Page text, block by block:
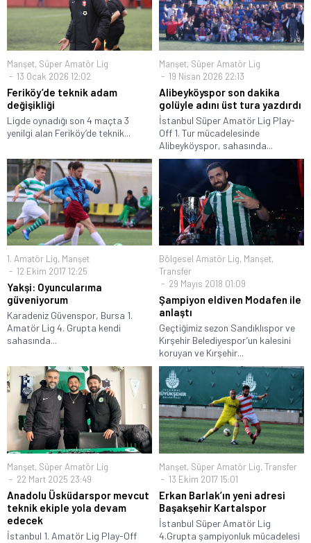
Manşet, Süper Amatör Lig
13 Ocak 2026 12:02
Feriköy’de teknik adam
değişikliği
Ligde oynadığı son 4 maçta 3
yenilgi alan Feriköy’de teknik...
Manşet, Süper Amatör Lig
19 Nisan 2026 22:13
Alibeyköyspor son dakika
golüyle adını üst tura yazdırdı
İstanbul Süper Amatör Lig Play-
Off 1. Tur mücadelesinde
Alibeyköyspor, sahasında...
1. Amatör Lig, Manşet
12 Ekim 2017 12:25
Yakşi: Oyuncularıma
güveniyorum
Karadeniz Güvenspor, Bursa 1.
Amatör Lig 4. Grupta kendi
sahasında...
Bölgesel Amatör Lig, Manşet,
Transfer
29 Mayıs 2018 01:09
Şampiyon eldiven Modafen ile
anlaştı
Geçtiğimiz sezon Sandıklıspor ve
Kırşehir Belediyespor’un kalesini
koruyan ve Kırşehir...
Manşet, Süper Amatör Lig
22 Mart 2025 23:49
Anadolu Üsküdarspor mevcut
teknik ekiple yola devam
edecek
İstanbul 1. Amatör Lig Play-Off
Manşet, Süper Amatör Lig, Transfer
13 Ekim 2017 15:01
Erkan Barlak’ın yeni adresi
Başakşehir Kartalspor
İstanbul Süper Amatör Lig
4.Grupta şampiyonluk mücadelesi